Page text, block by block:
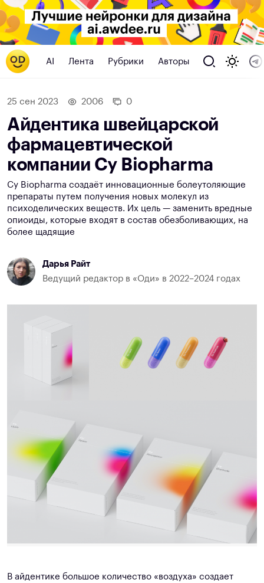
AI Лента Рубрики Авторы
25 сен 2023 2006 0
Айдентика швейцарской
фармацевтической
компании Cy Biopharma
Cy Biopharma создаёт инновационные болеутоляющие
препараты путем получения новых молекул из
психоделических веществ. Их цель — заменить вредные
опиоиды, которые входят в состав обезболивающих, на
более щадящие
Дарья Райт
Ведущий редактор в «Оди» в 2022–2024 годах
В айдентике большое количество «воздуха» создает